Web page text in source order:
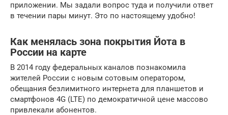
приложении. Мы задали вопрос туда и получили ответ
в течении пары минут. Это по настоящему удобно!
Как менялась зона покрытия Йота в
России на карте
В 2014 году федеральных каналов познакомила
жителей России с новым сотовым оператором,
обещания безлимитного интернета для планшетов и
смартфонов 4G (LTE) по демократичной цене массово
привлекали абонентов.